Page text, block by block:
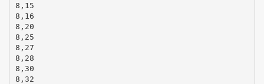
8,15
8,16
8,20
8,25
8,27
8,28
8,30
8,32